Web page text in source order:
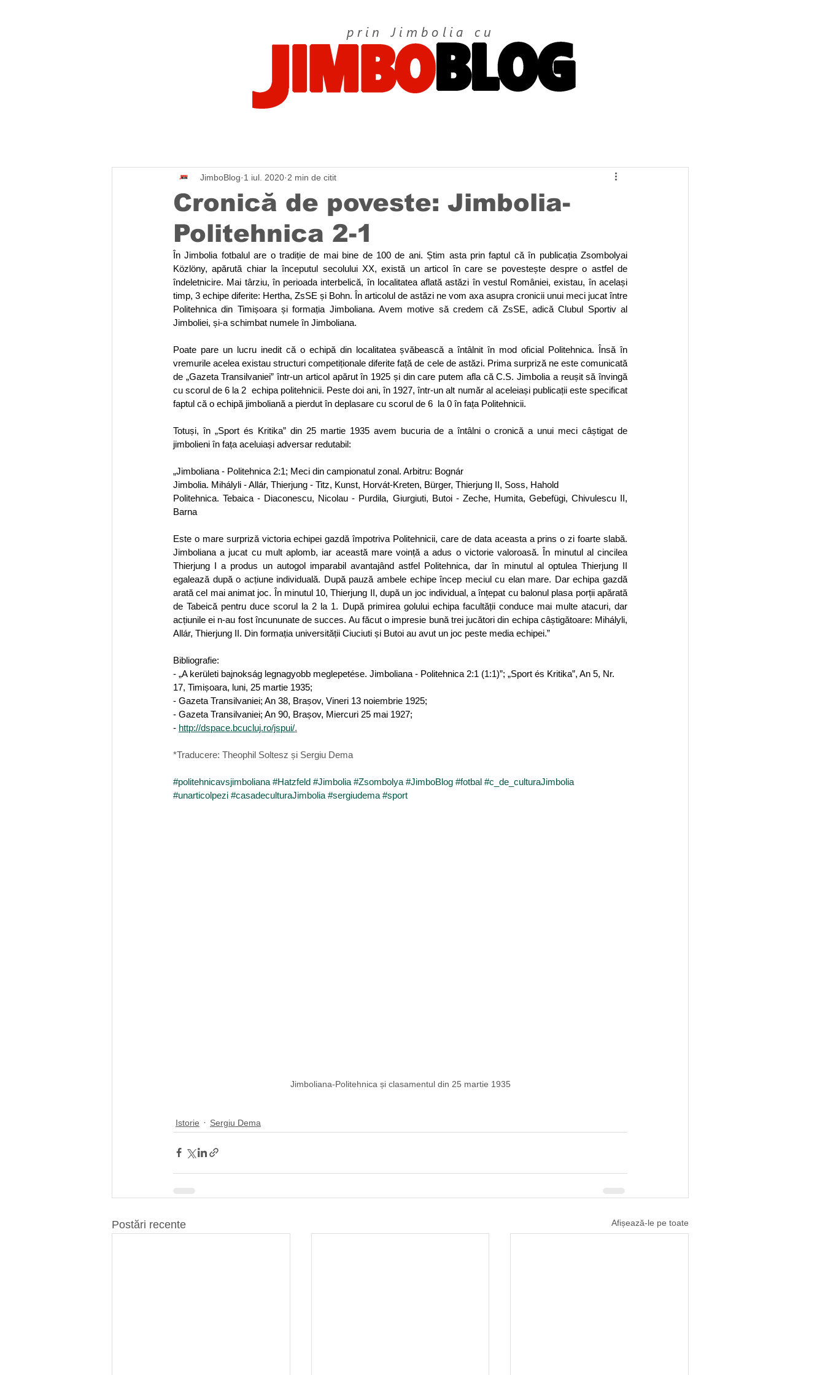
prin Jimbolia cu
Cronică de poveste: Jimbolia-
Politehnica 2-1
JimboBlog 1 iul. 2020 2 min de citit
În Jimbolia fotbalul are o tradiție de mai bine de 100 de ani. Știm asta prin faptul că în publicația Zsombolyai
Közlöny, apărută chiar la începutul secolului XX, există un articol în care se povestește despre o astfel de
îndeletnicire. Mai târziu, în perioada interbelică, în localitatea aflată astăzi în vestul României, existau, în același
timp, 3 echipe diferite: Hertha, ZsSE și Bohn. În articolul de astăzi ne vom axa asupra cronicii unui meci jucat între
Politehnica din Timișoara și formația Jimboliana. Avem motive să credem că ZsSE, adică Clubul Sportiv al
Jimboliei, și-a schimbat numele în Jimboliana.
Poate pare un lucru inedit că o echipă din localitatea șvăbească a întâlnit în mod oficial Politehnica. Însă în
vremurile acelea existau structuri competiționale diferite față de cele de astăzi. Prima surpriză ne este comunicată
de „Gazeta Transilvaniei” într-un articol apărut în 1925 și din care putem afla că C.S. Jimbolia a reușit să învingă
cu scorul de 6 la 2  echipa politehnicii. Peste doi ani, în 1927, într-un alt număr al aceleiași publicații este specificat
faptul că o echipă jimboliană a pierdut în deplasare cu scorul de 6  la 0 în fața Politehnicii.
Totuși, în „Sport és Kritika” din 25 martie 1935 avem bucuria de a întâlni o cronică a unui meci câștigat de
jimbolieni în fața aceluiași adversar redutabil:
„Jimboliana - Politehnica 2:1; Meci din campionatul zonal. Arbitru: Bognár
Jimbolia. Mihályli - Allár, Thierjung - Titz, Kunst, Horvát-Kreten, Bürger, Thierjung II, Soss, Hahold
Politehnica. Tebaica - Diaconescu, Nicolau - Purdila, Giurgiuti, Butoi - Zeche, Humita, Gebefügi, Chivulescu II,
Barna
Este o mare surpriză victoria echipei gazdă împotriva Politehnicii, care de data aceasta a prins o zi foarte slabă.
Jimboliana a jucat cu mult aplomb, iar această mare voință a adus o victorie valoroasă. În minutul al cincilea
Thierjung I a produs un autogol imparabil avantajând astfel Politehnica, dar în minutul al optulea Thierjung II
egalează după o acțiune individuală. După pauză ambele echipe încep meciul cu elan mare. Dar echipa gazdă
arată cel mai animat joc. În minutul 10, Thierjung II, după un joc individual, a înțepat cu balonul plasa porții apărată
de Tabeică pentru duce scorul la 2 la 1. După primirea golului echipa facultății conduce mai multe atacuri, dar
acțiunile ei n-au fost încununate de succes. Au făcut o impresie bună trei jucători din echipa câștigătoare: Mihályli,
Allár, Thierjung II. Din formația universității Ciuciuti și Butoi au avut un joc peste media echipei.”
Bibliografie:
- „A kerületi bajnokság legnagyobb meglepetése. Jimboliana - Politehnica 2:1 (1:1)”; „Sport és Kritika”, An 5, Nr.
17, Timișoara, luni, 25 martie 1935;
- Gazeta Transilvaniei; An 38, Brașov, Vineri 13 noiembrie 1925;
- Gazeta Transilvaniei; An 90, Brașov, Miercuri 25 mai 1927;
- http://dspace.bcucluj.ro/jspui/.
*Traducere: Theophil Soltesz și Sergiu Dema
#politehnicavsjimboliana #Hatzfeld #Jimbolia #Zsombolya #JimboBlog #fotbal #c_de_culturaJimbolia
#unarticolpezi #casadeculturaJimbolia #sergiudema #sport
Jimboliana-Politehnica și clasamentul din 25 martie 1935
Istorie Sergiu Dema
Postări recente Afișează-le pe toate